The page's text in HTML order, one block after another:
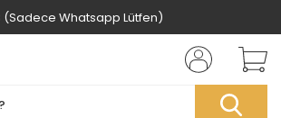
(Sadece Whatsapp Lütfen)